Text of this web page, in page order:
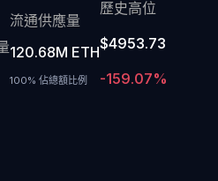
流通供應量
120.68M ETH
100% 佔總額比例
歷史高位
$4953.73
-159.07%